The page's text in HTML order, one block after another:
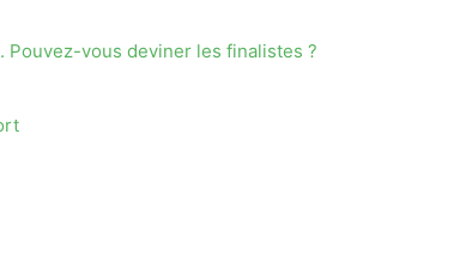
Pouvez-vous deviner les finalistes ?